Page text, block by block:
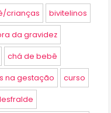
crianças bivitelinos
da gravidez
chá de bebê
na gestação curso